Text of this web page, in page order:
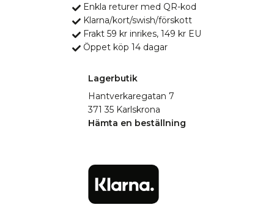
Enkla returer med QR-kod
Klarna/kort/swish/förskott
Frakt 59 kr inrikes, 149 kr EU
Öppet köp 14 dagar
Lagerbutik
Hantverkaregatan 7
371 35 Karlskrona
Hämta en beställning